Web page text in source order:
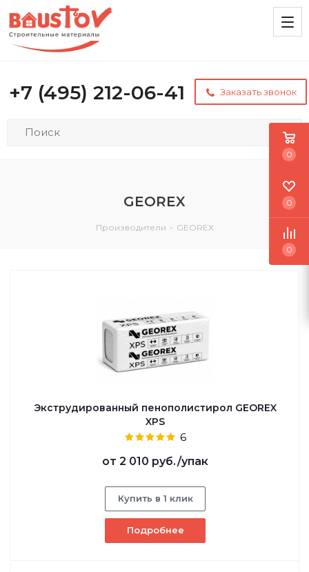
+7 (495) 212-06-41 Заказать звонок
GEOREX
Производители - GEOREX
Экструдированный пенополистирол GEOREX
XPS
6
от 2 010 руб./упак
Купить в 1 клик
Подробнее
0
0
0